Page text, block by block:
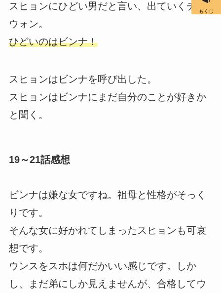
スヒョンにひどい男だと言い、出ていくチェ
ウォン。
ひどいのはビンナ！
スヒョンはビンナを呼び出した。
スヒョンはビンナにまだ自分のことが好きか
と聞く。
19～21話感想
ビンナは嫌な女ですね。祖母と性格がそっく
りです。
そんな女に好かれてしまったスヒョンも可哀
想です。
ウンスをスホは何だかいい感じです。しか
し、まだ弟にしか見えませんが、合格してウ
もくじ